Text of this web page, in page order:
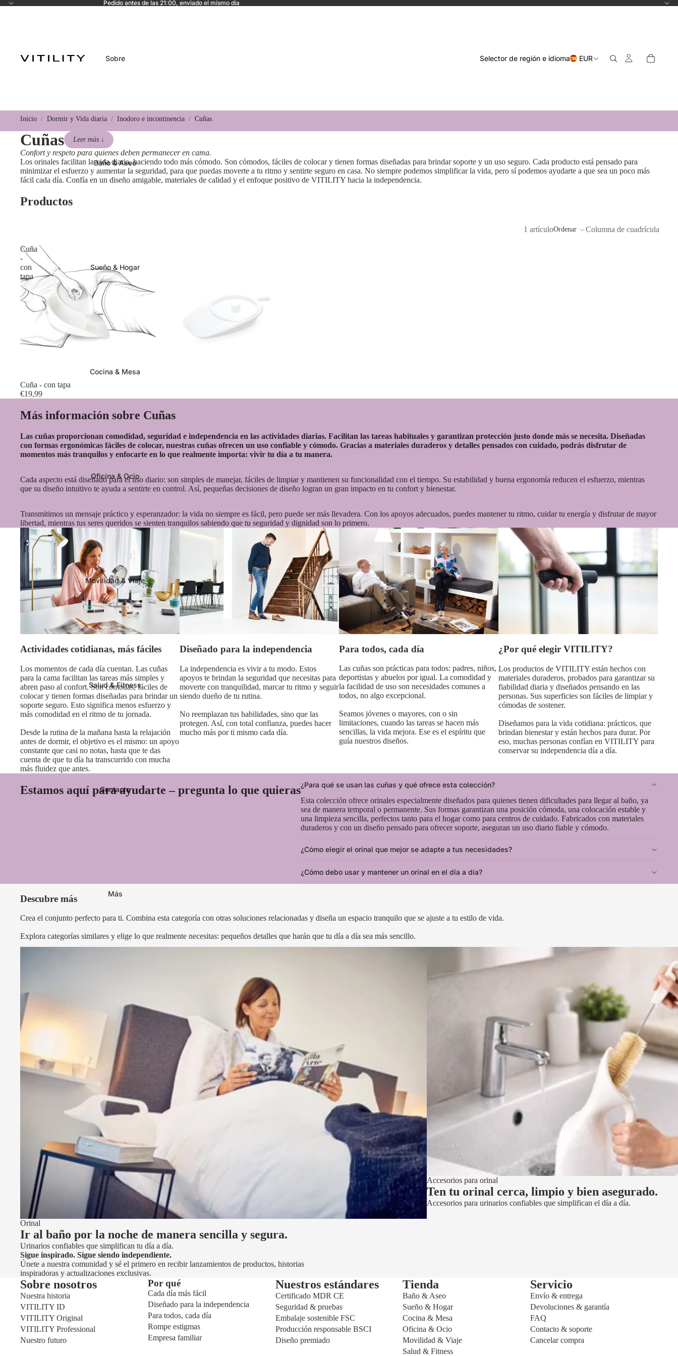
Pedido antes de las 21:00, enviado el mismo día
Sobre
Baño & Aseo
Sueño & Hogar
Cocina & Mesa
Oficina & Ocio
Movilidad & Viaje
Salud & Fitness
Contacto
Más
Selector de región e idioma EUR
Inicio Dormir y Vida diaria Inodoro e incontinencia Cuñas
Cuñas Leer más ↓
Confort y respeto para quienes deben permanecer en cama.
Los orinales facilitan la vida diaria, haciendo todo más cómodo. Son cómodos, fáciles de colocar y tienen formas diseñadas para brindar soporte y un uso seguro. Cada producto está pensado para
minimizar el esfuerzo y aumentar la seguridad, para que puedas moverte a tu ritmo y sentirte seguro en casa. No siempre podemos simplificar la vida, pero sí podemos ayudarte a que sea un poco más
fácil cada día. Confía en un diseño amigable, materiales de calidad y el enfoque positivo de VITILITY hacia la independencia.
Productos
1 artículoOrdenar Columna de cuadrícula
Cuña
-
con
tapa
Cuña - con tapa
€19,99
Más información sobre Cuñas
Las cuñas proporcionan comodidad, seguridad e independencia en las actividades diarias. Facilitan las tareas habituales y garantizan protección justo donde más se necesita. Diseñadas
con formas ergonómicas fáciles de colocar, nuestras cuñas ofrecen un uso confiable y cómodo. Gracias a materiales duraderos y detalles pensados con cuidado, podrás disfrutar de
momentos más tranquilos y enfocarte en lo que realmente importa: vivir tu día a tu manera.
Cada aspecto está diseñado para el uso diario: son simples de manejar, fáciles de limpiar y mantienen su funcionalidad con el tiempo. Su estabilidad y buena ergonomía reducen el esfuerzo, mientras
que su diseño intuitivo te ayuda a sentirte en control. Así, pequeñas decisiones de diseño logran un gran impacto en tu confort y bienestar.
Transmitimos un mensaje práctico y esperanzador: la vida no siempre es fácil, pero puede ser más llevadera. Con los apoyos adecuados, puedes mantener tu ritmo, cuidar tu energía y disfrutar de mayor
libertad, mientras tus seres queridos se sienten tranquilos sabiendo que tu seguridad y dignidad son lo primero.
Actividades cotidianas, más fáciles
Los momentos de cada día cuentan. Las cuñas
para la cama facilitan las tareas más simples y
abren paso al confort. Son cómodas, fáciles de
colocar y tienen formas diseñadas para brindar un
soporte seguro. Esto significa menos esfuerzo y
más comodidad en el ritmo de tu jornada.
Desde la rutina de la mañana hasta la relajación
antes de dormir, el objetivo es el mismo: un apoyo
constante que casi no notas, hasta que te das
cuenta de que tu día ha transcurrido con mucha
más fluidez que antes.
Diseñado para la independencia
La independencia es vivir a tu modo. Estos
apoyos te brindan la seguridad que necesitas para
moverte con tranquilidad, marcar tu ritmo y seguir
siendo dueño de tu rutina.
No reemplazan tus habilidades, sino que las
protegen. Así, con total confianza, puedes hacer
mucho más por ti mismo cada día.
Para todos, cada día
Las cuñas son prácticas para todos: padres, niños,
deportistas y abuelos por igual. La comodidad y
la facilidad de uso son necesidades comunes a
todos, no algo excepcional.
Seamos jóvenes o mayores, con o sin
limitaciones, cuando las tareas se hacen más
sencillas, la vida mejora. Ese es el espíritu que
guía nuestros diseños.
¿Por qué elegir VITILITY?
Los productos de VITILITY están hechos con
materiales duraderos, probados para garantizar su
fiabilidad diaria y diseñados pensando en las
personas. Sus superficies son fáciles de limpiar y
cómodas de sostener.
Diseñamos para la vida cotidiana: prácticos, que
brindan bienestar y están hechos para durar. Por
eso, muchas personas confían en VITILITY para
conservar su independencia día a día.
Estamos aquí para ayudarte – pregunta lo que quieras¿Para qué se usan las cuñas y qué ofrece esta colección?
Esta colección ofrece orinales especialmente diseñados para quienes tienen dificultades para llegar al baño, ya
sea de manera temporal o permanente. Sus formas garantizan una posición cómoda, una colocación estable y
una limpieza sencilla, perfectos tanto para el hogar como para centros de cuidado. Fabricados con materiales
duraderos y con un diseño pensado para ofrecer soporte, aseguran un uso diario fiable y cómodo.
¿Cómo elegir el orinal que mejor se adapte a tus necesidades?
¿Cómo debo usar y mantener un orinal en el día a día?
Descubre más
Crea el conjunto perfecto para ti. Combina esta categoría con otras soluciones relacionadas y diseña un espacio tranquilo que se ajuste a tu estilo de vida.
Explora categorías similares y elige lo que realmente necesitas: pequeños detalles que harán que tu día a día sea más sencillo.
Orinal
Ir al baño por la noche de manera sencilla y segura.
Urinarios confiables que simplifican tu día a día.
Accesorios para orinal
Ten tu orinal cerca, limpio y bien asegurado.
Accesorios para urinarios confiables que simplifican el día a día.
Sigue inspirado. Sigue siendo independiente.
Únete a nuestra comunidad y sé el primero en recibir lanzamientos de productos, historias
inspiradoras y actualizaciones exclusivas.
Sobre nosotros
Nuestra historia
VITILITY ID
VITILITY Original
VITILITY Professional
Nuestro futuro
Por qué
Cada día más fácil
Diseñado para la independencia
Para todos, cada día
Rompe estigmas
Empresa familiar
Nuestros estándares
Certificado MDR CE
Seguridad & pruebas
Embalaje sostenible FSC
Producción responsable BSCI
Diseño premiado
Tienda
Baño & Aseo
Sueño & Hogar
Cocina & Mesa
Oficina & Ocio
Movilidad & Viaje
Salud & Fitness
Servicio
Envío & entrega
Devoluciones & garantía
FAQ
Contacto & soporte
Cancelar compra
Política de privacidad
Política de reembolso
Política de envío
Información de contacto
Términos del servicio